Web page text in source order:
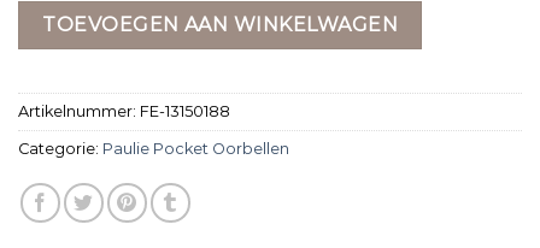
TOEVOEGEN AAN WINKELWAGEN
Artikelnummer: FE-13150188
Categorie: Paulie Pocket Oorbellen